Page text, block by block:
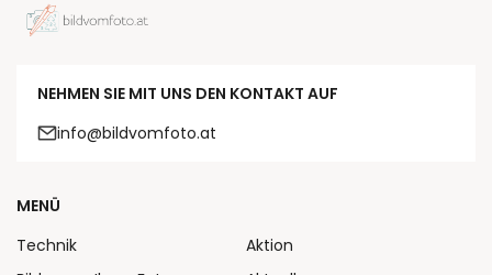
NEHMEN SIE MIT UNS DEN KONTAKT AUF
info@bildvomfoto.at
MENÜ
Technik
Aktion